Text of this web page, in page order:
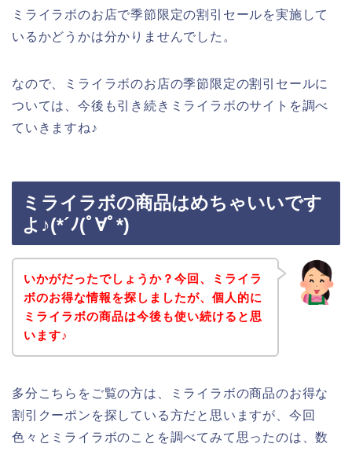
ミライラボのお店で季節限定の割引セールを実施して
いるかどうかは分かりませんでした。
なので、ミライラボのお店の季節限定の割引セールに
ついては、今後も引き続きミライラボのサイトを調べ
ていきますね♪
ミライラボの商品はめちゃいいです
よ♪(*´ﾉ(ﾟ∀ﾟ*)
いかがだったでしょうか？今回、ミライラ
ボのお得な情報を探しましたが、個人的に
ミライラボの商品は今後も使い続けると思
います♪
多分こちらをご覧の方は、ミライラボの商品のお得な
割引クーポンを探している方だと思いますが、今回
色々とミライラボのことを調べてみて思ったのは、数